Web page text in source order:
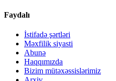
Faydalı
İstifadə şərtləri
Məxfilik siyasti
Abunə
Haqqımızda
Bizim mütəxəssislərimiz